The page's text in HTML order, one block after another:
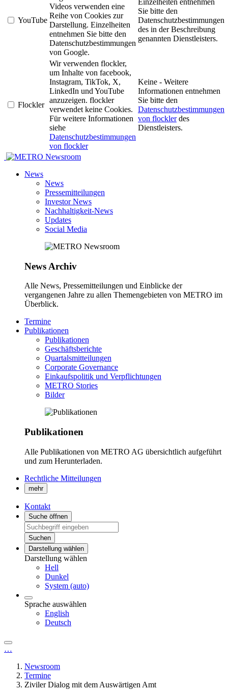
YouTube
Videos verwenden eine
Reihe von Cookies zur
Darstellung. Einzelheiten
entnehmen Sie bitte den
Datenschutzbestimmungen
von Google.
Einzelheiten entnehmen
Sie bitte den
Datenschutzbestimmungen
des in der Beschreibung
genannten Dienstleisters.
Flockler
Wir verwenden flockler,
um Inhalte von facebook,
Instagram, TikTok, X,
LinkedIn und YouTube
anzuzeigen. flockler
verwendet keine Cookies.
Für weitere Informationen
siehe
Datenschutzbestimmungen
von flockler
Keine - Weitere
Informationen entnehmen
Sie bitte den
Datenschutzbestimmungen
von flocklerdes
Dienstleisters.
Newsroom
News
News
Pressemitteilungen
Investor News
Nachhaltigkeit-News
Updates
Social Media
News Archiv
Alle News, Pressemitteilungen und Einblicke der
vergangenen Jahre zu allen Themengebieten von METRO im
Überblick.
Termine
Publikationen
Publikationen
Geschäftsberichte
Quartalsmitteilungen
Corporate Governance
Einkaufspolitik und Verpflichtungen
METRO Stories
Bilder
Publikationen
Alle Publikationen von METRO AG übersichtlich aufgeführt
und zum Herunterladen.
Rechtliche Mitteilungen
mehr
Kontakt
Suche öffnen
Suchen
Darstellung wählen
Darstellung wählen
Hell
Dunkel
System (auto)
Sprache auswählen
English
Deutsch
…
Newsroom
Termine
Ziviler Dialog mit dem Auswärtigen Amt